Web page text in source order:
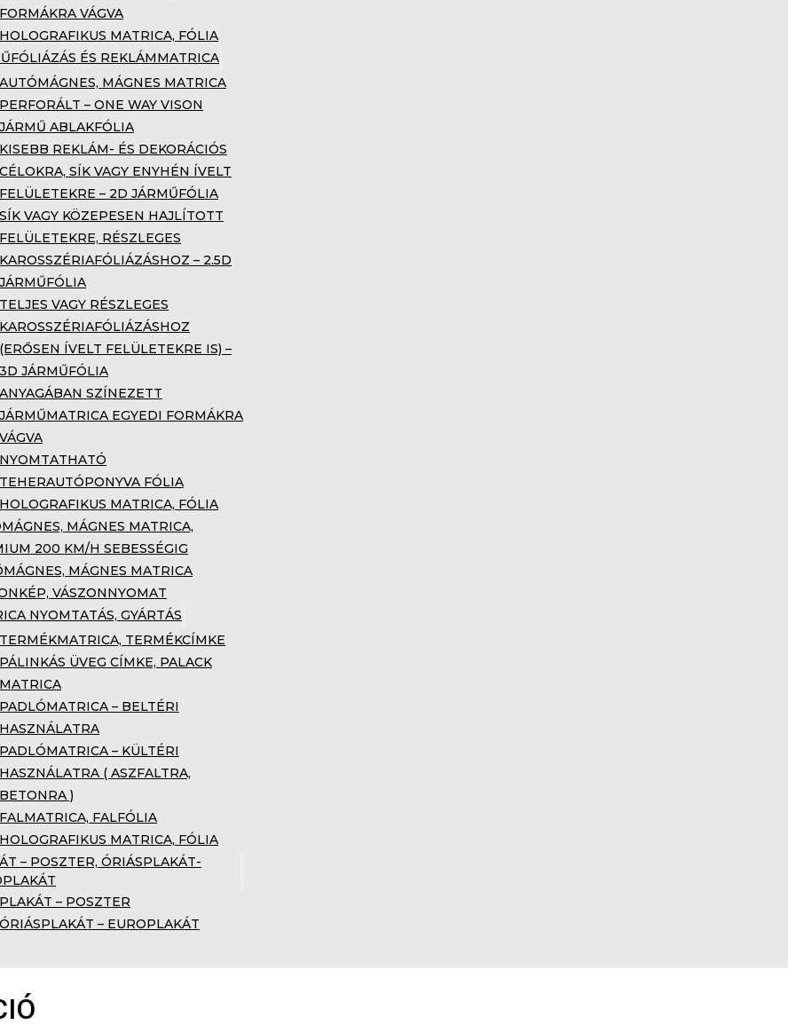
FORMÁKRA VÁGVA
HOLOGRAFIKUS MATRICA, FÓLIA
ÉS REKLÁMMATRICA
AUTÓMÁGNES, MÁGNES MATRICA
PERFORÁLT – ONE WAY VISON
JÁRMŰ ABLAKFÓLIA
KISEBB REKLÁM- ÉS DEKORÁCIÓS
CÉLOKRA, SÍK VAGY ENYHÉN ÍVELT
FELÜLETEKRE – 2D JÁRMŰFÓLIA
SÍK VAGY KÖZEPESEN HAJLÍTOTT
FELÜLETEKRE, RÉSZLEGES
KAROSSZÉRIAFÓLIÁZÁSHOZ – 2.5D
JÁRMŰFÓLIA
TELJES VAGY RÉSZLEGES
KAROSSZÉRIAFÓLIÁZÁSHOZ
(ERŐSEN ÍVELT FELÜLETEKRE IS) –
3D JÁRMŰFÓLIA
ANYAGÁBAN SZÍNEZETT
JÁRMŰMATRICA EGYEDI FORMÁKRA
VÁGVA
NYOMTATHATÓ
TEHERAUTÓPONYVA FÓLIA
HOLOGRAFIKUS MATRICA, FÓLIA
MÁGNES MATRICA,
200 KM/H SEBESSÉGIG
MÁGNES MATRICA
VÁSZONNYOMAT
NYOMTATÁS, GYÁRTÁS
TERMÉKMATRICA, TERMÉKCÍMKE
PÁLINKÁS ÜVEG CÍMKE, PALACK
MATRICA
PADLÓMATRICA – BELTÉRI
HASZNÁLATRA
PADLÓMATRICA – KÜLTÉRI
HASZNÁLATRA ( ASZFALTRA,
BETONRA )
FALMATRICA, FALFÓLIA
HOLOGRAFIKUS MATRICA, FÓLIA
– POSZTER, ÓRIÁSPLAKÁT-
PLAKÁT – POSZTER
ÓRIÁSPLAKÁT – EUROPLAKÁT